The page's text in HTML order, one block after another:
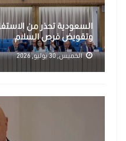
السعودية تحذر من
وتقويض فرص السلام
الخميس, 30 يوليو, 2026